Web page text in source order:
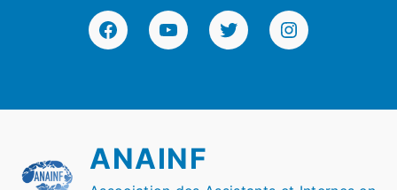
FacebookYouTubeTwitterInstagram
ANAINF